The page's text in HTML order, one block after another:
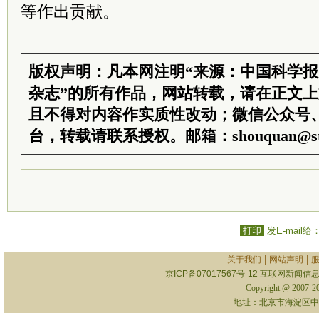
等作出贡献。
版权声明：凡本网注明“来源：中国科学
杂志”的所有作品，网站转载，请在正文
且不得对内容作实质性改动；微信公众号
台，转载请联系授权。邮箱：
打印 发E-mail给
关于我们 网站声明
京ICP备07017567号-12 互联网新闻信
Copyright @ 2007-
地址：北京市海淀区